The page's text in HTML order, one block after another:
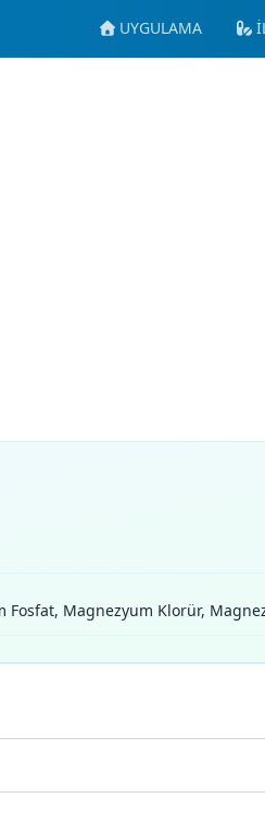
UYGULAMA
Magnezyum Klorür,